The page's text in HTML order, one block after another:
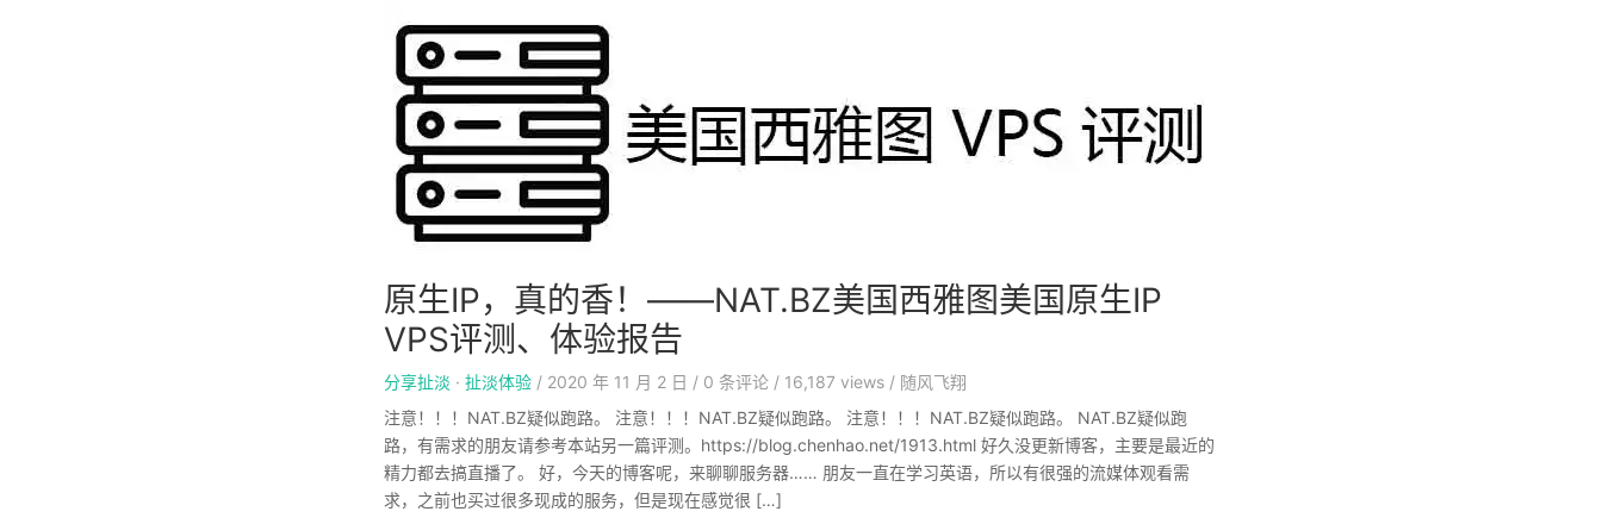
原生IP，真的香！——NAT.BZ美国西雅图美国原生IP
VPS评测、体验报告
分享扯淡 · 扯淡体验 / 2020 年 11 月 2 日 / 0 条评论 / 16,187 views / 随风飞翔
注意！！！NAT.BZ疑似跑路。 注意！！！NAT.BZ疑似跑路。 注意！！！NAT.BZ疑似跑路。 NAT.BZ疑似跑
路，有需求的朋友请参考本站另一篇评测。https://blog.chenhao.net/1913.html 好久没更新博客，主要是最近的
精力都去搞直播了。 好，今天的博客呢，来聊聊服务器…… 朋友一直在学习英语，所以有很强的流媒体观看需
求，之前也买过很多现成的服务，但是现在感觉很 […]